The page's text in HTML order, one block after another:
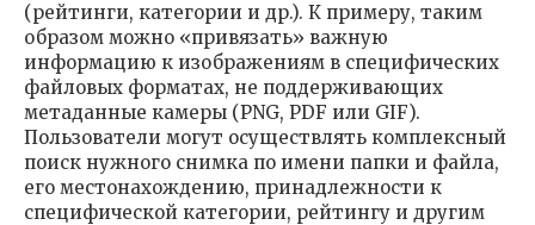
(рейтинги, категории и др.). К примеру, таким
образом можно «привязать» важную
информацию к изображениям в специфических
файловых форматах, не поддерживающих
метаданные камеры (PNG, PDF или GIF).
Пользователи могут осуществлять комплексный
поиск нужного снимка по имени папки и файла,
его местонахождению, принадлежности к
специфической категории, рейтингу и другим